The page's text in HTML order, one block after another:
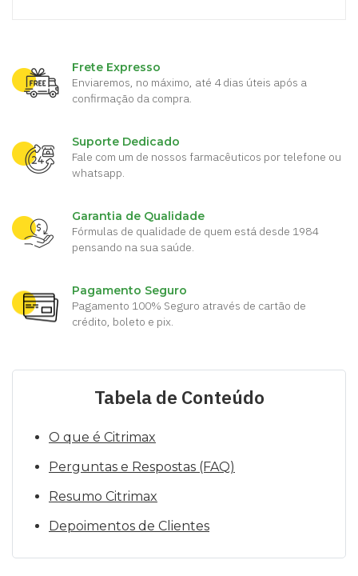
Frete Expresso
Enviaremos, no máximo, até 4 dias úteis após a
confirmação da compra.
Suporte Dedicado
Fale com um de nossos farmacêuticos por telefone ou
whatsapp.
Garantia de Qualidade
Fórmulas de qualidade de quem está desde 1984
pensando na sua saúde.
Pagamento Seguro
Pagamento 100% Seguro através de cartão de
crédito, boleto e pix.
Tabela de Conteúdo
O que é Citrimax
Perguntas e Respostas (FAQ)
Resumo Citrimax
Depoimentos de Clientes